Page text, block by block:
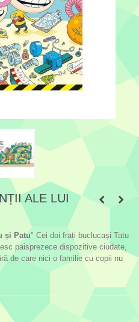
ALE LUI
și Patu" Cei doi frați buclucași Tatu
paisprezece dispozitive ciudate,
de care nici o familie cu copii nu